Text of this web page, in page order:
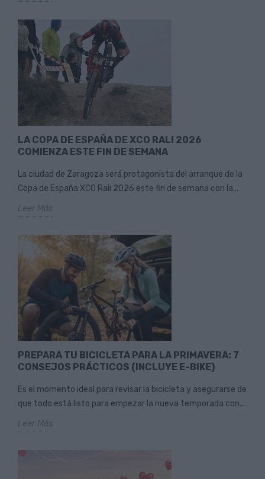
LA COPA DE ESPAÑA DE XCO RALI 2026
COMIENZA ESTE FIN DE SEMANA
La ciudad de Zaragoza será protagonista del arranque de la
Copa de España XCO Rali 2026 este fin de semana con la...
Leer Más
PREPARA TU BICICLETA PARA LA PRIMAVERA: 7
CONSEJOS PRÁCTICOS (INCLUYE E-BIKE)
Es el momento ideal para revisar la bicicleta y asegurarse de
que todo está listo para empezar la nueva temporada con...
Leer Más